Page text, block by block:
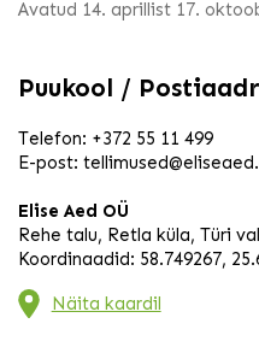
Avatud 14. aprillist 17.
Puukool /
Telefon: +372 55 11 499
E-post:
Elise Aed OÜ
Rehe talu, Retla küla, Türi
Koordinaadid: 58.749267,
Näita kaardil